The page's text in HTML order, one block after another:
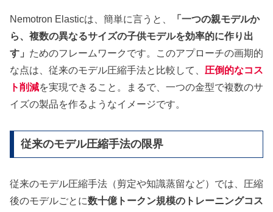
Nemotron Elasticは、簡単に言うと、
「一つの親モデルか
ら、複数の異なるサイズの子供モデルを効率的に作り出
す」 ためのフレームワークです。このアプローチの画期的
な点は、従来のモデル圧縮手法と比較して、 圧倒的なコス
ト削減を実現できること。まるで、一つの金型で複数のサ
イズの製品を作るようなイメージです。
従来のモデル圧縮手法の限界
従来のモデル圧縮手法（剪定や知識蒸留など）では、圧縮
後のモデルごとに数十億トークン規模のトレーニングコス